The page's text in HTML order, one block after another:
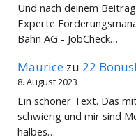
Und nach deinem
Experte
Bahn AG - JobCheck…
Maurice zu 22
8. August 2023
Ein schöner Text. Das
schwierig und mir sind
halbes…